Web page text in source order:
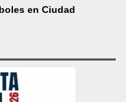
en Ciudad